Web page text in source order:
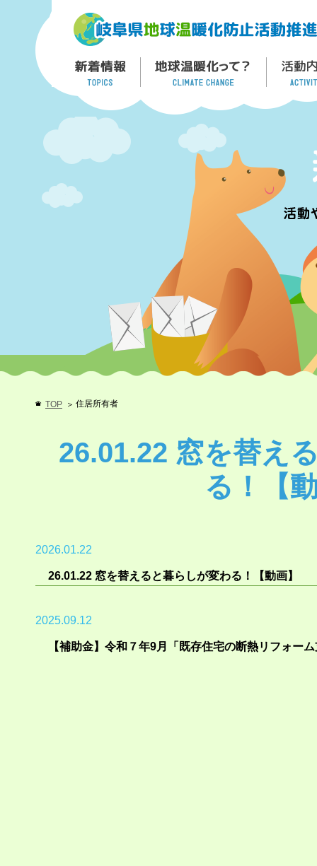
TOP 住居所有者
26.01.22 窓を替え
る！【
2026.01.22
26.01.22 窓を替えると暮らしが変わる！【動画】
2025.09.12
【補助金】令和７年9月「既存住宅の断熱リフォー